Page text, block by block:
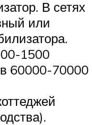
В сетях
или
1500
60000-70000